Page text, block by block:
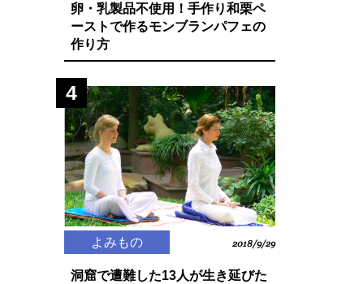
卵・乳製品不使用！手作り和栗ペ
ーストで作るモンブランパフェの
作り方
4
よみもの 2018/9/29
洞窟で遭難した13人が生き延びた